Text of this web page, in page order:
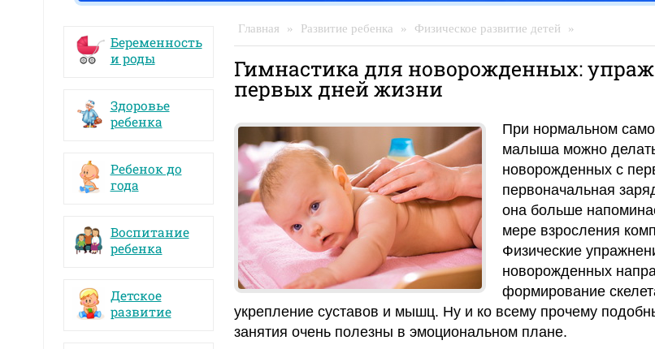
Беременность
и роды
Здоровье
ребенка
Ребенок до
года
Воспитание
ребенка
Детское
развитие
Главная » Развитие ребенка » Физическое развитие детей »
Гимнастика для новорожденных:
первых дней жизни
При нормальном
малыша можно
новорожденных с
первоначальная
она больше
мере взросления
Физические
новорожденных
формирование
укрепление суставов и мышц. Ну и ко всему прочему
занятия очень полезны в эмоциональном плане.